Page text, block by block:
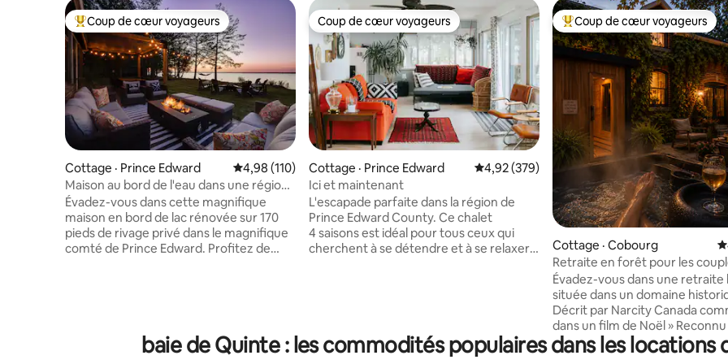
Coup de cœur voyageurs parmi les plus aimés
Coup de cœur voyageurs
Cottage · Prince Edward Note moyenne de 4,98 sur 5, 110 commentaires
4,98 (110)
Maison au bord de l'eau dans une région
vinicole avec SAUNA et JACUZZI
Évadez-vous dans cette magnifique
maison en bord de lac rénovée sur 170
pieds de rivage privé dans le magnifique
comté de Prince Edward. Profitez de
de Sandbanks, à 20 minutes de
Picton/Wellington. À proximité de
Coup de cœur voyageurs
Coup de cœur voyageurs
Cottage · Prince Edward Note moyenne de 4,92 sur 5, 379
4,92 (379)
Ici et maintenant
L'escapade parfaite dans la région de
Prince Edward County. Ce chalet
4 saisons est idéal pour tous ceux qui
cherchent à se détendre et à se relaxer
accès à l'eau. Nous sommes à 15-
30 minutes d'une variété de vignobles,
Coup de cœur voyageurs
Coup de cœur voyageurs
Cottage · Cobourg
Retraite en forêt pour les
sauna, foyer
Évadez-vous dans une
située dans un domaine
Décrit par Narcity Canada
dans un film de Noël » Reconnu comme
une escapade de couple, près
Ste. Anne. Suivez-nous
baie de Quinte : les commodités populaires dans les locations